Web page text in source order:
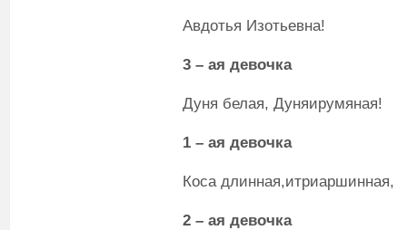
Авдотья Изотьевна!
3 – ая девочка
Дуня белая, Дуняирумяная!
1 – ая девочка
Коса длинная,итриаршинная,
2 – ая девочка